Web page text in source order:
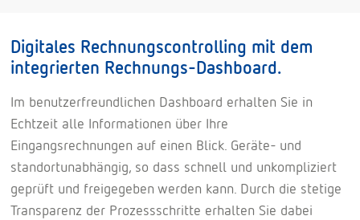
Digitales Rechnungscontrolling mit dem
integrierten Rechnungs-Dashboard.
Im benutzerfreundlichen Dashboard erhalten Sie in
Echtzeit alle Informationen über Ihre
Eingangsrechnungen auf einen Blick. Geräte- und
standortunabhängig, so dass schnell und unkompliziert
geprüft und freigegeben werden kann. Durch die stetige
Transparenz der Prozessschritte erhalten Sie dabei